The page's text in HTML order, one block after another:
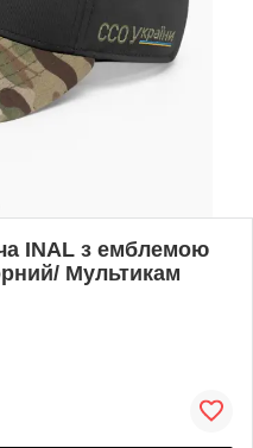
INAL з емблемою
Мультикам